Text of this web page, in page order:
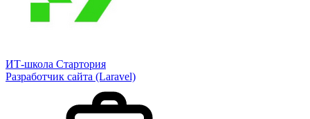
ИТ-школа Стартория
Разработчик сайта (Laravel)